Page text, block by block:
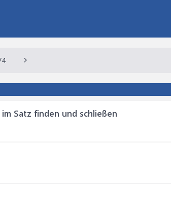
Satz finden und schließen